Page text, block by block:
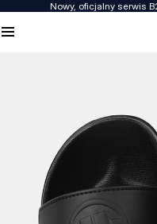
Nowy, oficjalny serwis